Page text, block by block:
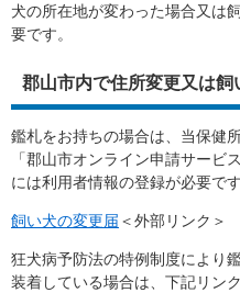
犬の所在地が変わった場合又は
要です。
郡山市内で住所変更又は飼
鑑札をお持ちの場合は、当保健
「郡山市オンライン申請サー
には利用者情報の登録が必要です
飼い犬の変更届 ＜外部リンク＞
狂犬病予防法の特例制度により
装着している場合は、下記リン